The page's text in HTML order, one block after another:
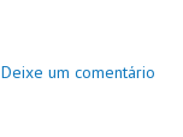
Deixe um comentário